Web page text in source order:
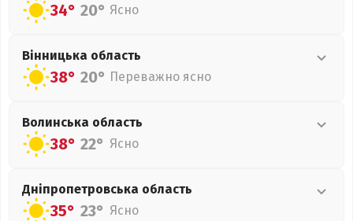
34° 20° Ясно
Вінницька область
38° 20° Переважно ясно
Волинська область
38° 22° Ясно
Дніпропетровська область
35° 23° Ясно